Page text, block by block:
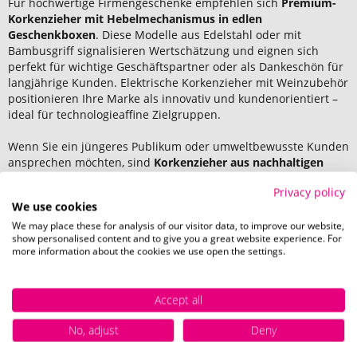
Korkenzieher mit Hebelmechanismus in edlen
Geschenkboxen. Diese Modelle aus Edelstahl oder mit
Bambusgriff signalisieren Wertschätzung und eignen sich
perfekt für wichtige Geschäftspartner oder als Dankeschön für
langjährige Kunden. Elektrische Korkenzieher mit Weinzubehör
positionieren Ihre Marke als innovativ und kundenorientiert –
ideal für technologieaffine Zielgruppen.
Wenn Sie ein jüngeres Publikum oder umweltbewusste Kunden
ansprechen möchten, sind Korkenzieher aus nachhaltigen
richtige Wahl. Diese Modelle unterstreichen Ihr Engagement
für Nachhaltigkeit und treffen den Zeitgeist.
Vergleichstabelle
Kellnermesser
Gastronomie,
Weinhandel,
Tampondruck
Privacy policy
We use cookies
We may place these for analysis of our visitor data, to improve our website,
show personalised content and to give you a great website experience. For
more information about the cookies we use open the settings.
Accept all
No, adjust
Deny